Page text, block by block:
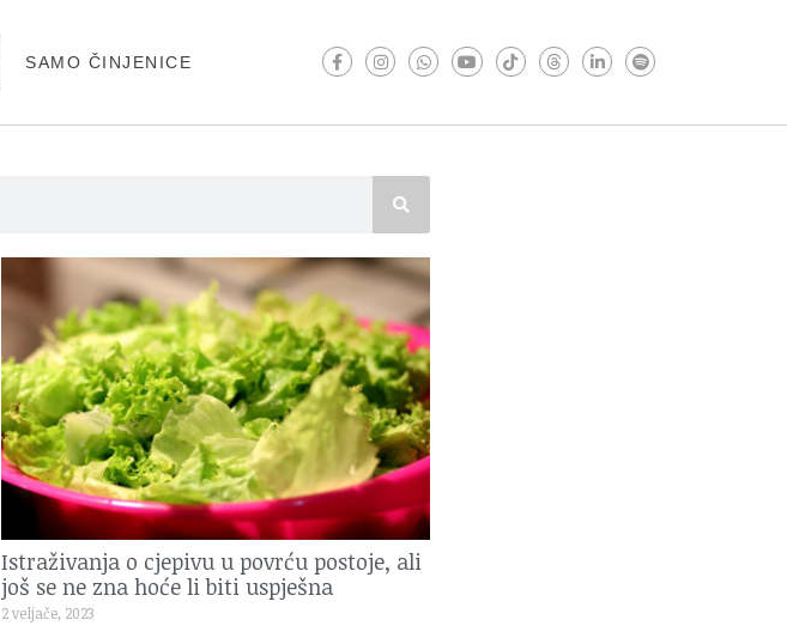
SAMO ČINJENICE
Istraživanja o cjepivu u povrću postoje, ali
još se ne zna hoće li biti uspješna
2 veljače, 2023